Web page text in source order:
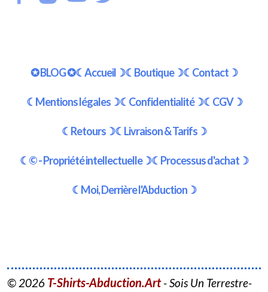
✪ BLOG ✪☾Accueil☽☾Boutique☽☾Contact☽
☾Mentions légales☽☾Confidentialité☽☾CGV☽
☾Retours☽☾Livraison & Tarifs☽
☾© - Propriété intellectuelle☽☾Processus d'achat☽
☾Moi, Derrière l'Abduction☽
© 2026 T-Shirts-Abduction.Art- Sois Un Terrestre-